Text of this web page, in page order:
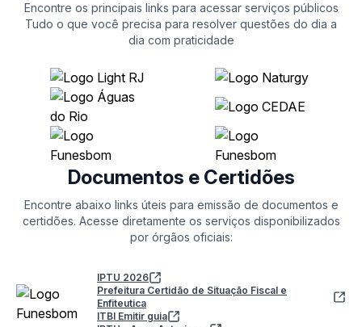
Encontre os principais links para acessar serviços públicos
Tudo o que você precisa para resolver questões do dia a
dia com praticidade
Documentos e Certidões
Encontre abaixo links úteis para emissão de documentos e
certidões. Acesse diretamente os serviços disponibilizados
por órgãos oficiais:
IPTU 2026
Prefeitura Certidão de Situação Fiscal e
Enfiteutica
ITBI Emitir guia